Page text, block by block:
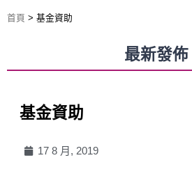
首頁 > 基金資助
最新發佈
基金資助
17 8 月, 2019